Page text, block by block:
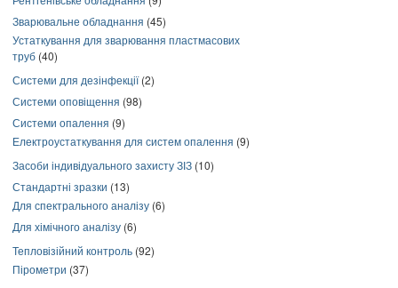
Зварювальне обладнання (45)
Устаткування для зварювання пластмасових
труб (40)
Системи для дезінфекції(2)
Системи оповіщення (98)
Системи опалення (9)
Електроустаткування для систем опалення (9)
Засоби індивідуального захисту ЗІЗ (10)
Стандартні зразки (13)
Для спектрального аналізу (6)
Для хімічного аналізу (6)
Тепловізійний контроль (92)
Пірометри (37)